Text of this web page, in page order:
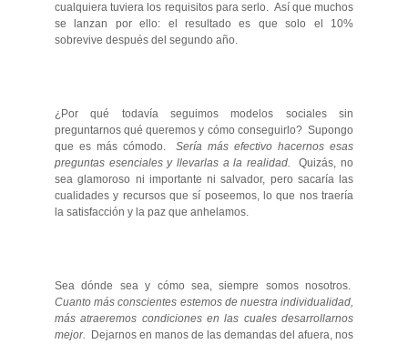
cualquiera tuviera los requisitos para serlo. Así que muchos
se lanzan por ello: el resultado es que solo el 10%
sobrevive después del segundo año.
¿Por qué todavía seguimos modelos sociales sin
preguntarnos qué queremos y cómo conseguirlo? Supongo
que es más cómodo.Sería más efectivo hacernos esas
preguntas esenciales y llevarlas a la realidad. Quizás, no
sea glamoroso ni importante ni salvador, pero sacaría las
cualidades y recursos que sí poseemos, lo que nos traería
la satisfacción y la paz que anhelamos.
Sea dónde sea y cómo sea, siempre somos nosotros.
Cuanto más conscientes estemos de nuestra individualidad,
más atraeremos condiciones en las cuales desarrollarnos
mejor. Dejarnos en manos de las demandas del afuera, nos